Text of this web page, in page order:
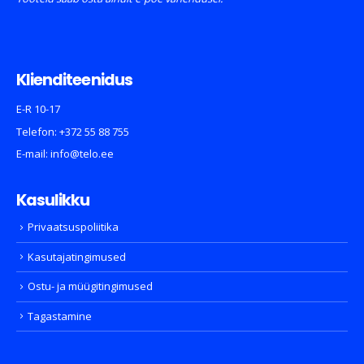
Klienditeenidus
E-R 10-17
Telefon: +372 55 88 755
E-mail: info@telo.ee
Kasulikku
Privaatsuspoliitika
Kasutajatingimused
Ostu- ja müügitingimused
Tagastamine